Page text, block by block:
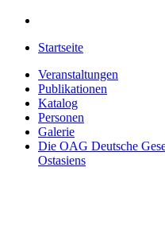
Startseite
Veranstaltungen
Publikationen
Katalog
Personen
Galerie
Die OAG Deutsche
Ostasiens